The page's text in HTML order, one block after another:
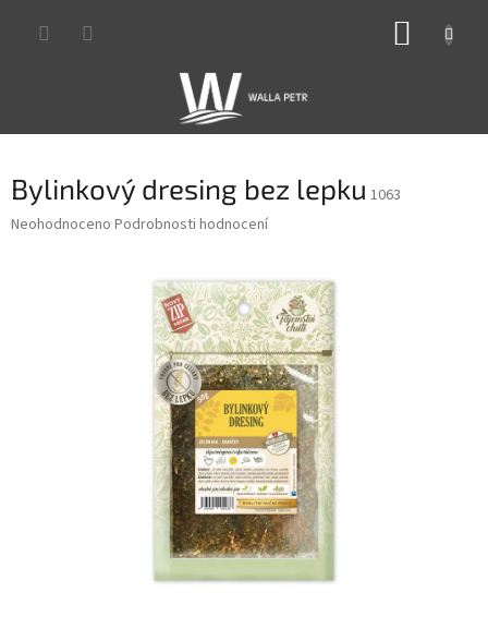
Bylinkový dresing bez lepku 1063
Průměrné
Neohodnoceno Podrobnosti hodnocení